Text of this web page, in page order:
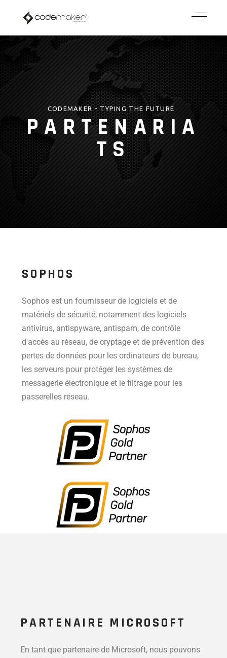
CODEMAKER - TYPING THE FUTURE
PARTENARIA
TS
SOPHOS
Sophos est un fournisseur de logiciels et de
matériels de sécurité, notamment des logiciels
antivirus, antispyware, antispam, de contrôle
d'accès au réseau, de cryptage et de prévention des
pertes de données pour les ordinateurs de bureau,
les serveurs pour protéger les systèmes de
messagerie électronique et le filtrage pour les
passerelles réseau.
PARTENAIRE MICROSOFT
En tant que partenaire de Microsoft, nous pouvons